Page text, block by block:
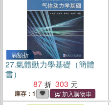
滿額折
27.氣體動力學基礎（簡體
書）
87
303
庫存：1